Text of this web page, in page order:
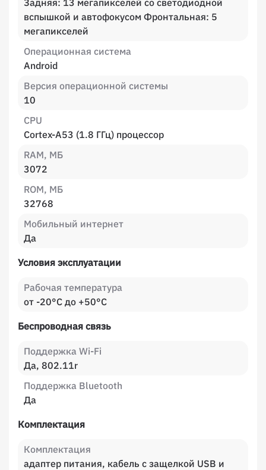
Задняя: 13 мегапикселей со светодиодной
вспышкой и автофокусом Фронтальная: 5
мегапикселей
Операционная система
Android
Версия операционной системы
10
CPU
Cortex-A53 (1.8 ГГц) процессор
RAM, МБ
3072
ROM, МБ
32768
Мобильный интернет
Да
Условия эксплуатации
Рабочая температура
от -20°C до +50°C
Беспроводная связь
Поддержка Wi-Fi
Да, 802.11r
Поддержка Bluetooth
Да
Комплектация
Комплектация
адаптер питания, кабель с защелкой USB и